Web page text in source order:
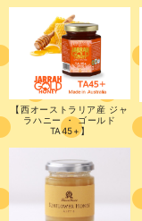
【西オーストラリア産 ジャ
ラハニー ・ ゴールド
TA45+】